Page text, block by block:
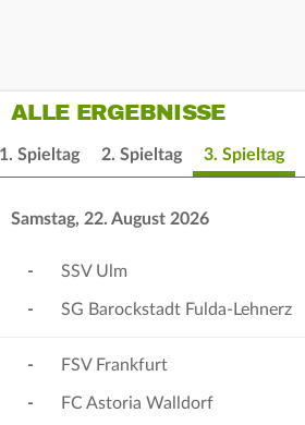
ALLE ERGEBNISSE
1. Spieltag 2. Spieltag 3. Spieltag
Samstag, 22. August 2026
-
-
SSV Ulm
SG Barockstadt Fulda-Lehnerz
-
-
FSV Frankfurt
FC Astoria Walldorf